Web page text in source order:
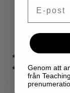
HÖGFREKVENTA ORD
AKTIVITETSPAKET
★ SVENSK SOM
★ MATEMATIK
NYBÖRJARTRÄNING
ADDITION OCH
Genom att
från